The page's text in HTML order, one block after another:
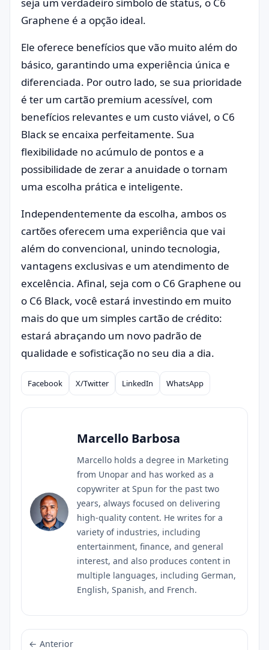
Graphene é a opção ideal.
Ele oferece benefícios que vão muito além do
básico, garantindo uma experiência única e
diferenciada. Por outro lado, se sua prioridade
é ter um cartão premium acessível, com
benefícios relevantes e um custo viável, o C6
Black se encaixa perfeitamente. Sua
flexibilidade no acúmulo de pontos e a
possibilidade de zerar a anuidade o tornam
uma escolha prática e inteligente.
Independentemente da escolha, ambos os
cartões oferecem uma experiência que vai
além do convencional, unindo tecnologia,
vantagens exclusivas e um atendimento de
excelência. Afinal, seja com o C6 Graphene ou
o C6 Black, você estará investindo em muito
mais do que um simples cartão de crédito:
estará abraçando um novo padrão de
qualidade e sofisticação no seu dia a dia.
Compartilhar
Facebook X/Twitter LinkedIn WhatsApp
Marcello Barbosa
Marcello holds a degree in Marketing
from Unopar and has worked as a
copywriter at Spun for the past two
years, always focused on delivering
high-quality content. He writes for a
variety of industries, including
entertainment, finance, and general
interest, and also produces content in
multiple languages, including German,
English, Spanish, and French.
← Anterior